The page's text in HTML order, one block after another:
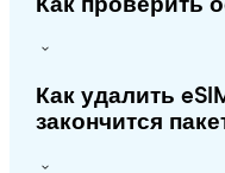
Как проверить
Как удалить
закончится